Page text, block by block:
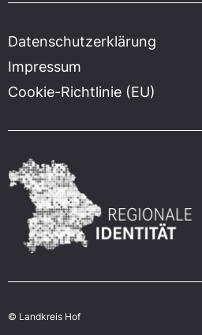
Datenschutzerklärung
Impressum
Cookie-Richtlinie (EU)
© Landkreis Hof